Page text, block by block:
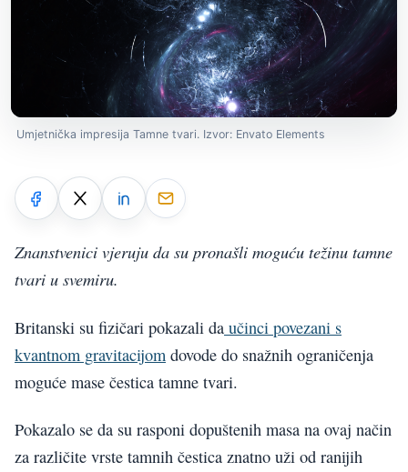
Umjetnička impresija Tamne tvari. Izvor: Envato Elements
Znanstvenici vjeruju da su pronašli moguću težinu tamne
tvari u svemiru.
Britanski su fizičari pokazali da učinci povezani s
kvantnom gravitacijom dovode do snažnih ograničenja
moguće mase čestica tamne tvari.
Pokazalo se da su rasponi dopuštenih masa na ovaj način
za različite vrste tamnih čestica znatno uži od ranijih